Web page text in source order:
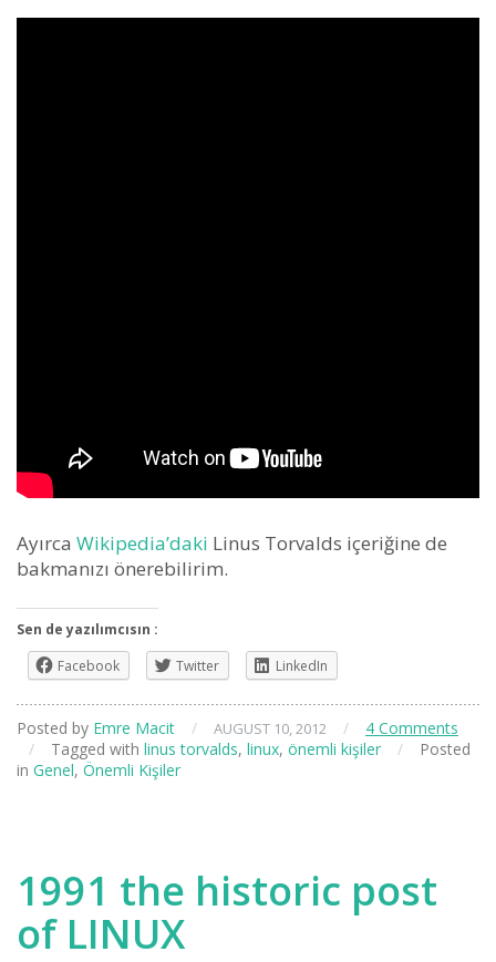
Ayırca Wikipedia’daki Linus Torvalds içeriğine de
bakmanızı önerebilirim.
Sen de yazılımcısın :
Facebook
Twitter LinkedIn
Posted by Emre Macit / AUGUST 10, 2012 /
4 Comments
/
Tagged with linus torvalds, linux, önemli kişiler /
Posted
in Genel, Önemli Kişiler
1991 the historic post
of LINUX